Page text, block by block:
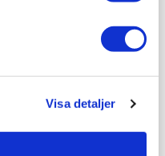
Visa detaljer